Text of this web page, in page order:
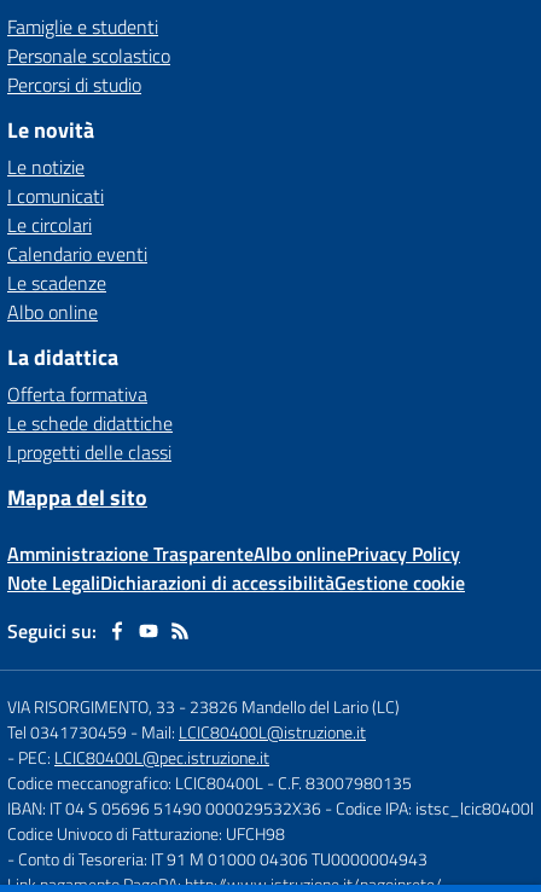
Famiglie e studenti
Personale scolastico
Percorsi di studio
Le novità
Le notizie
I comunicati
Le circolari
Calendario eventi
Le scadenze
Albo online
La didattica
Offerta formativa
Le schede didattiche
I progetti delle classi
Mappa del sito
Amministrazione TrasparenteAlbo onlinePrivacy Policy
Note LegaliDichiarazioni di accessibilitàGestione cookie
Seguici su:
VIA RISORGIMENTO, 33 -23826 Mandello del Lario (LC)
Tel 0341730459 - Mail: LCIC80400L@istruzione.it
- PEC: LCIC80400L@pec.istruzione.it
Codice meccanografico: LCIC80400L- C.F. 83007980135
IBAN: IT 04 S 05696 51490 000029532X36- Codice IPA: istsc_lcic80400l
Codice Univoco di Fatturazione: UFCH98
- Conto di Tesoreria: IT 91 M 01000 04306 TU0000004943
Link pagamento PagoPA:http://www.istruzione.it/pagoinrete/